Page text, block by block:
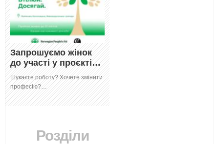
Запрошуємо жінок
до участі у проєкті…
Шукаєте роботу? Хочете змінити
професію?…
Розділи